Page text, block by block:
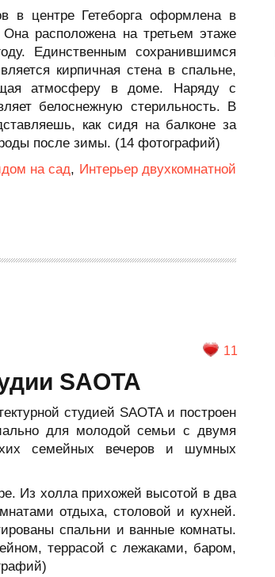
в центре Гетеборга оформлена в
расположена на третьем этаже
Единственным сохранившимся
кирпичная стена в спальне,
атмосферу в доме. Наряду с
белоснежную стерильность. В
как сидя на балконе за
после зимы. (14 фотографий)
на сад, Интерьер двухкомнатной
11
SAOTA
студией SAOTA и построен
для молодой семьи с двумя
семейных вечеров и шумных
Из холла прихожей высотой в два
отдыха, столовой и кухней.
спальни и ванные комнаты.
террасой с лежаками, баром,